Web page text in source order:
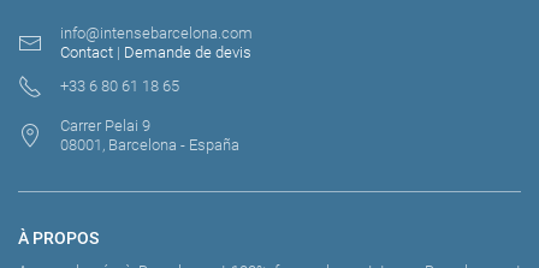
info@intensebarcelona.com
Contact | Demande de devis
+33 6 80 61 18 65
Carrer Pelai 9
08001, Barcelona - España
À PROPOS